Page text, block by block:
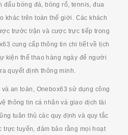
đấu bóng đá, bóng rổ, tennis, đua
khác trên toàn thế giới. Các khách
trước trận và cược trực tiếp trong
cung cấp thông tin chi tiết về lịch
kiện thể thao hàng ngày để người
quyết định thông minh.
an toàn, Onebox63 sử dụng công
thông tin cá nhân và giao dịch tài
tuân thủ các quy định và quy tắc
trực tuyến, đảm bảo rằng mọi hoạt